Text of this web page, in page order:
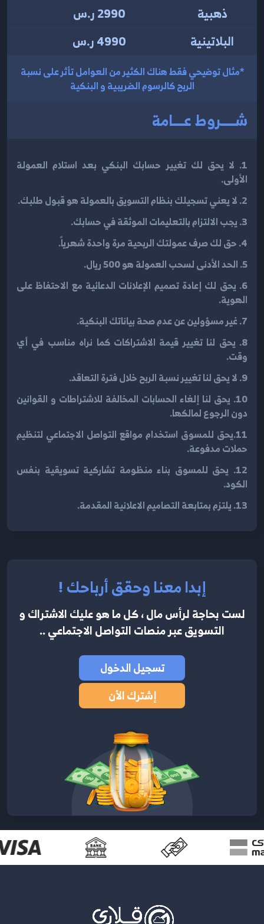
ذهبية 2990ر.س
البلاتينية
4990ر.س
*مثال توضيحي فقط هناك الكثير من العوامل تأثر على نسبة
الربح كالرسوم الضريبية و البنكية
شــــروط عـــامة
1. لا يحق لك تغيير حسابك البنكي بعد استلام العمولة
الأولى.
2. لا يعني تسجيلك بنظام التسويق بالعمولة هو قبول طلبك.
3. يجب الالتزام بالتعليمات الموثقة في حسابك.
4. حق لك صرف عمولتك الربحية مرة واحدة شهرياً.
5. الحد الأدنى لسحب العمولة هو 500 ريال.
6. يحق لك إعادة تصميم الإعلانات الدعائية مع الاحتفاظ على
الهوية.
7. غير مسؤولين عن عدم صحة بياناتك البنكية.
8. يحق لنا تغيير قيمة الاشتراكات كما نراه مناسب في أي
وقت.
9. لا يحق لنا تغيير نسبة الربح خلال فترة التعاقد.
10. يحق لنا إلغاء الحسابات المخالفة للاشتراطات و القوانين
دون الرجوع لمالكها.
11.يحق للمسوق استخدام مواقع التواصل الاجتماعي لتنظيم
حملات مدفوعة.
12. يحق للمسوق بناء منظومة تشاركية تسويقية بنفس
الكود.
13. يلتزم بمتابعة التصاميم الاعلانية المقدمة.
إبدا معنا وحقق أرباحك !
لست بحاجة لرأس مال ، كل ما هو عليك الاشتراكو
التسويق عبر منصات التواصل الاجتماعي ..
تسجيل الدخول
إشترك الأن